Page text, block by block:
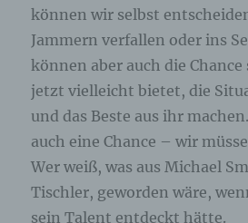
können wir selbst
Jammern verfallen oder ins
können aber auch die Chance
jetzt vielleicht bietet, die
und das Beste aus ihr
auch eine Chance – wir
Wer weiß, was aus Michael
Tischler, geworden wäre,
sein Talent entdeckt hätte.